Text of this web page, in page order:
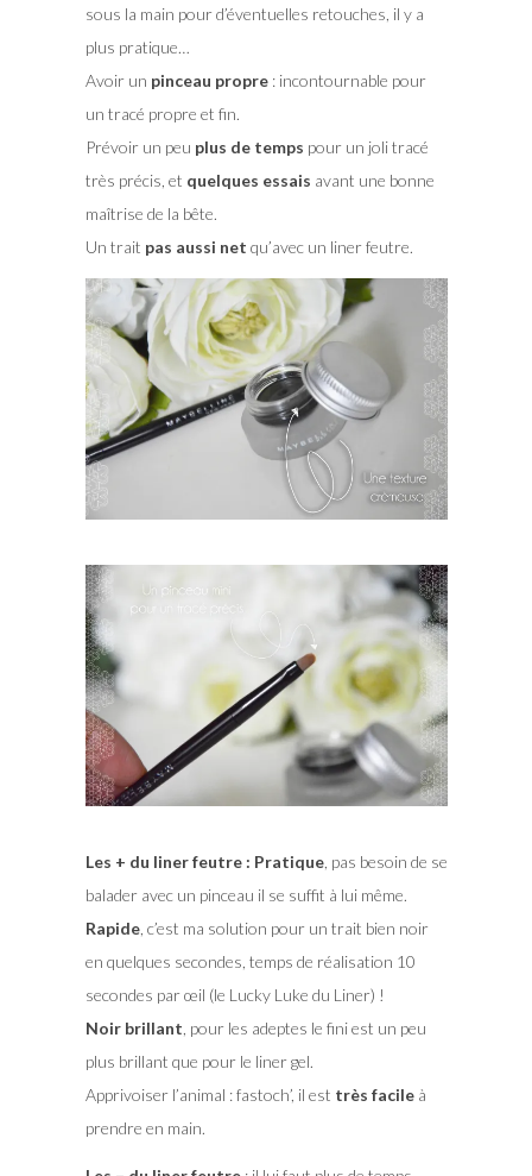
sous la main pour d’éventuelles retouches, il y a
plus pratique…
Avoir un pinceau propre: incontournable pour
un tracé propre et fin.
Prévoir un peu plus de temps pour un joli tracé
très précis, et quelques essais avant une bonne
maîtrise de la bête.
Un trait pas aussi net qu’avec un liner feutre.
Les + du liner feutre : Pratique, pas besoin de se
balader avec un pinceau il se suffit à lui même.
Rapide, c’est ma solution pour un trait bien noir
en quelques secondes, temps de réalisation 10
secondes par œil (le Lucky Luke du Liner) !
Noir brillant , pour les adeptes le fini est un peu
plus brillant que pour le liner gel.
Apprivoiser l’animal : fastoch’, il est très facileà
prendre en main.